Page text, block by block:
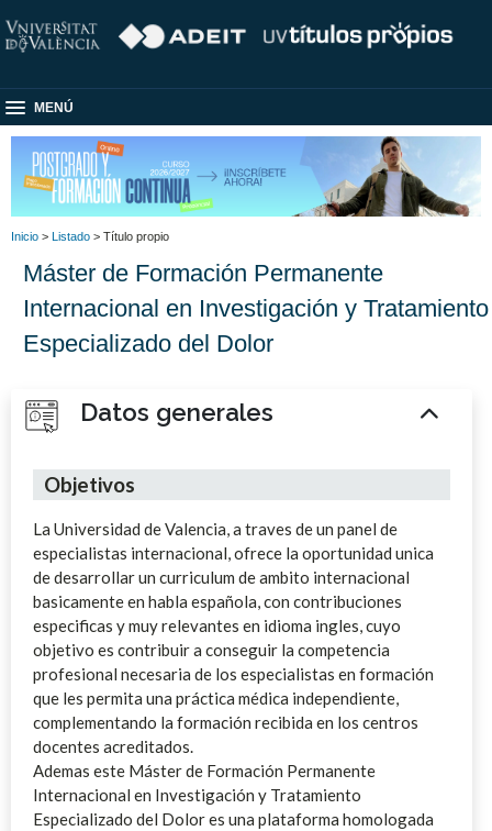
MENÚ
Inicio > Listado > Título propio
Máster de Formación Permanente
Internacional en Investigación y Tratamiento
Especializado del Dolor
Datos generales
Objetivos
La Universidad de Valencia, a traves de un panel de
especialistas internacional, ofrece la oportunidad unica
de desarrollar un curriculum de ambito internacional
basicamente en habla española, con contribuciones
especificas y muy relevantes en idioma ingles, cuyo
objetivo es contribuir a conseguir la competencia
profesional necesaria de los especialistas en formación
que les permita una práctica médica independiente,
complementando la formación recibida en los centros
docentes acreditados.
Ademas este Máster de Formación Permanente
Internacional en Investigación y Tratamiento
Especializado del Dolor es una plataforma homologada